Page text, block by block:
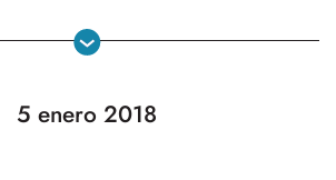
5 enero 2018